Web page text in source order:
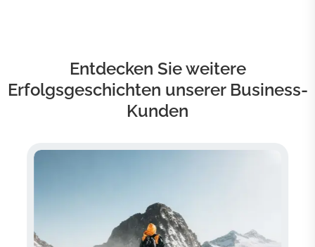
Entdecken Sie weitere
Erfolgsgeschichten unserer Business-
Kunden